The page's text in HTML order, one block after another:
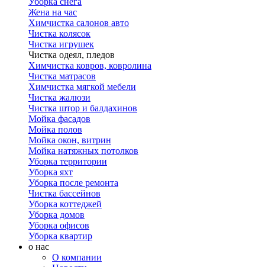
Жена на час
Химчистка салонов авто
Чистка колясок
Чистка игрушек
Чистка одеял, пледов
Химчистка ковров, ковролина
Чистка матрасов
Химчистка мягкой мебели
Чистка жалюзи
Чистка штор и балдахинов
Мойка фасадов
Мойка полов
Мойка окон, витрин
Мойка натяжных потолков
Уборка территории
Уборка яхт
Уборка после ремонта
Чистка бассейнов
Уборка коттеджей
Уборка домов
Уборка офисов
Уборка квартир
о нас
О компании